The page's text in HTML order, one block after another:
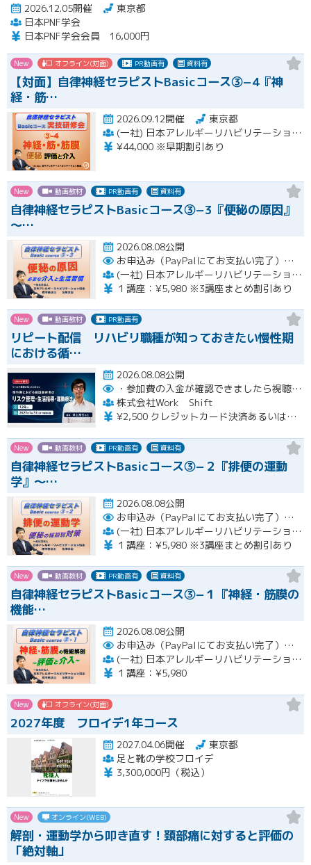
2026.12.05開催
東京都
日本PNF学会
日本PNF学会会員 16,000円
New オフライン(対面) PR動画有 資料有
【対面】自律神経セラピストBasicコース③−4『神
経・筋…
2026.09.12開催
東京都
(一社) 日本アレルギーリハビリテーション協会
¥44,000 ※早期割引あり
New 動画教材 PR動画有 資料有
自律神経セラピストBasicコース③−3『便秘の原因』
〜…
2026.08.08公開
お申込み（PayPalにてお支払い完了）後にメール or LINEオープンチャットより、アーカイブ視聴の際に必要なリンクをお送りいたします。
(一社) 日本アレルギーリハビリテーション協会
１講座：¥5,980 ※3講座まとめ割引あり
New 動画教材 PR動画有
リピート配信 リハビリ職種が知っておきたい慢性期
における循…
2026.08.08公開
・参加費の入金が確認できましたら視聴用URLとパスワードおよび資料をお申込みいただきましたメールアドレスに送付します。
株式会社Work Shift
¥2,500 クレジットカード決済あるいは銀行振込となります。
New 動画教材 PR動画有 資料有
自律神経セラピストBasicコース③−２『排便の運動
学』〜…
2026.08.08公開
お申込み（PayPalにてお支払い完了）後にメール or LINEオープンチャットより、アーカイブ視聴の際に必要なリンクをお送りいたします。
(一社) 日本アレルギーリハビリテーション協会
１講座：¥5,980 ※3講座まとめ割引あり
New 動画教材 PR動画有 資料有
自律神経セラピストBasicコース③−１『神経・筋膜の
機能…
2026.08.08公開
お申込み（PayPalにてお支払い完了）後にメール or LINEオープンチャットより、アーカイブ視聴の際に必要なリンクをお送りいたします。
(一社) 日本アレルギーリハビリテーション協会
１講座：¥5,980
New オフライン(対面)
2027年度 フロイデ1年コース
2027.04.06開催
東京都
足と靴の学校フロイデ
3,300,000円（税込）
New オンライン(WEB)
解剖・運動学から叩き直す！頚部痛に対すると評価の
「絶対軸」